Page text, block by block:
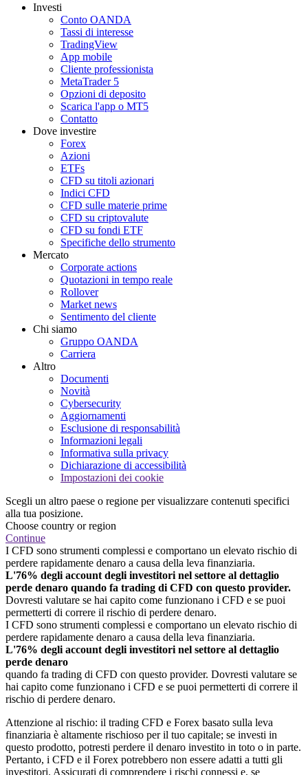
Investi
Conto OANDA
Tassi di interesse
TradingView
App mobile
Cliente professionista
MetaTrader 5
Opzioni di deposito
Scarica l'app o MT5
Contatto
Dove investire
Forex
Azioni
ETFs
CFD su titoli azionari
Indici CFD
CFD sulle materie prime
CFD su criptovalute
CFD su fondi ETF
Specifiche dello strumento
Mercato
Corporate actions
Quotazioni in tempo reale
Rollover
Market news
Sentimento del cliente
Chi siamo
Gruppo OANDA
Carriera
Altro
Documenti
Novità
Cybersecurity
Aggiornamenti
Esclusione di responsabilità
Informazioni legali
Informativa sulla privacy
Dichiarazione di accessibilità
Impostazioni dei cookie
Scegli un altro paese o regione per visualizzare contenuti specifici
alla tua posizione.
Choose country or region
Continue
I CFD sono strumenti complessi e comportano un elevato rischio di
perdere rapidamente denaro a causa della leva finanziaria.
L'76% degli account degli investitori nel settore al dettaglio
perde denaro quando fa trading di CFD con questo provider.
Dovresti valutare se hai capito come funzionano i CFD e se puoi
permetterti di correre il rischio di perdere denaro.
I CFD sono strumenti complessi e comportano un elevato rischio di
perdere rapidamente denaro a causa della leva finanziaria.
L'76% degli account degli investitori nel settore al dettaglio
perde denaro
quando fa trading di CFD con questo provider. Dovresti valutare se
hai capito come funzionano i CFD e se puoi permetterti di correre il
rischio di perdere denaro.
Attenzione al rischio: il trading CFD e Forex basato sulla leva
finanziaria è altamente rischioso per il tuo capitale; se investi in
questo prodotto, potresti perdere il denaro investito in toto o in parte.
Pertanto, i CFD e il Forex potrebbero non essere adatti a tutti gli
investitori. Assicurati di comprendere i rischi connessi e, se